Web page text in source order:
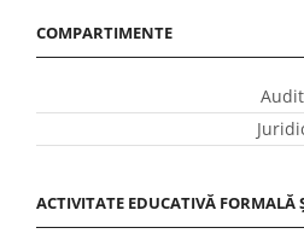
COMPARTIMENTE
Audit
ACTIVITATE EDUCATIVĂ